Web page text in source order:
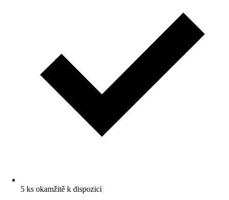
5 ks okamžitě k dispozici